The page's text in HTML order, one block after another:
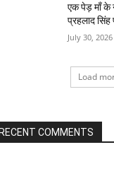
एक पेड़ माँ के
प्रहलाद सिंह
July 30, 2026
Load
COMMENTS